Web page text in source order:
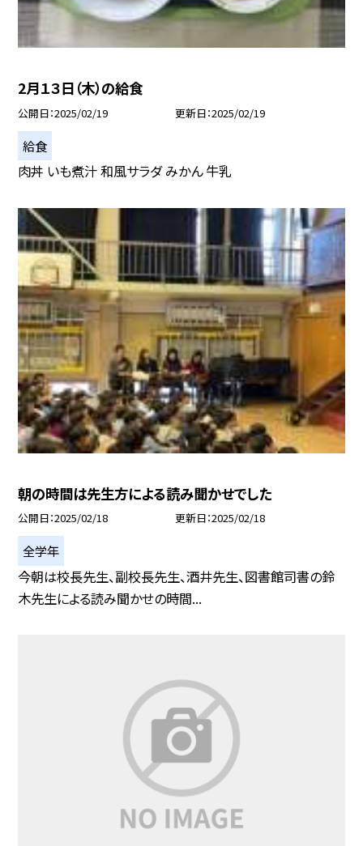
2月１３日（木）の給食
公開日 2025/02/19 更新日 2025/02/19
給食
肉丼 いも煮汁 和風サラダ みかん 牛乳
朝の時間は先生方による読み聞かせでした
公開日 2025/02/18 更新日 2025/02/18
全学年
今朝は校長先生、副校長先生、酒井先生、図書館司書の鈴
木先生による読み聞かせの時間...